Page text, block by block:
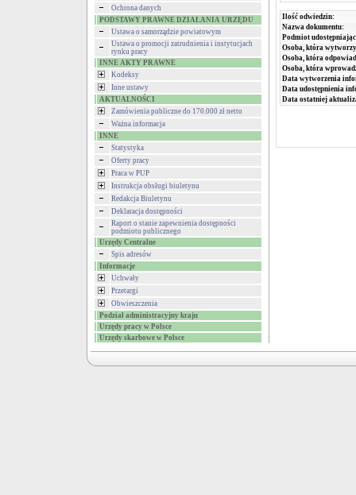
Ochrona danych
PODSTAWY PRAWNE DZIAŁANIA URZĘDU
Ustawa o samorządzie powiatowym
Ustawa o promocji zatrudnienia i instytucjach
rynku pracy
INNE AKTY PRAWNE
Kodeksy
Inne ustawy
AKTUALNOŚCI
Zamówienia publiczne do 170.000 zł netto
Ważna informacja
INNE
Statystyka
Oferty pracy
Praca w PUP
Instrukcja obsługi biuletynu
Redakcja Biuletynu
Deklaracja dostępności
Raport o stanie zapewnienia dostępności
podmiotu publicznego
Urzędy Centralne
Spis adresów
Informacje
Uchwały
Przetargi
Obwieszczenia
Podział administracyjny kraju
Urzędy pracy w Polsce
Urzędy skarbowe w Polsce
Ilość odwiedzin:
Nazwa dokumentu:
Podmiot
Osoba, która
Osoba, która
Osoba, która
Data wytworzenia
Data udostępnienia
Data ostatniej